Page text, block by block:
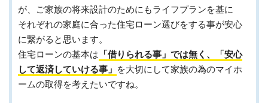
が、ご家族の将来設計のためにもライフプランを基に
それぞれの家庭に合った住宅ローン選びをする事が安心
に繋がると思います。
住宅ローンの基本は 「借りられる事」では無く、「安心
して返済していける事」 を大切にして家族の為のマイホ
ームの取得を考えたいですね。